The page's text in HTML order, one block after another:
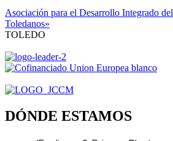
Asociación para el Desarrollo Integrado
Toledanos»
TOLEDO
DÓNDE ESTAMOS